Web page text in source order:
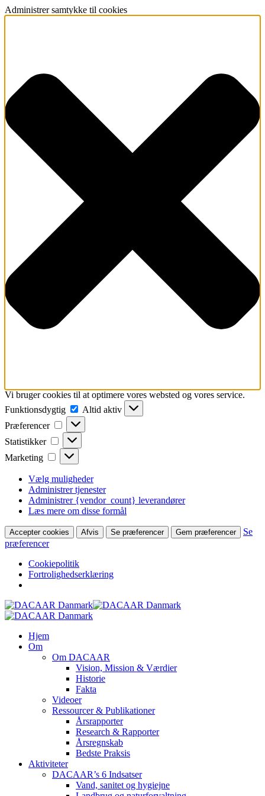
Administrer samtykke til cookies
Vi bruger cookies til at optimere vores websted og vores service.
Funktionsdygtig
Funktionsdygtig
Altid aktiv
Præferencer
Præferencer
Statistikker Statistikker
Marketing Marketing
Vælg muligheder
Administrer tjenester
Administrer {vendor_count} leverandører
Læs mere om disse formål
Accepter cookies Afvis Se præferencer Gem præferencer
Se
præferencer
Cookiepolitik
Fortrolighedserklæring
Skip
to
content
search
Menu
Hjem
Om
Om DACAAR
Vision, Mission & Værdier
Historie
Fakta
Videoer
Ressourcer & Publikationer
Årsrapporter
Research & Rapporter
Årsregnskab
Bedste Praksis
Aktiviteter
DACAAR’s 6 Indsatser
Vand, sanitet og hygiejne